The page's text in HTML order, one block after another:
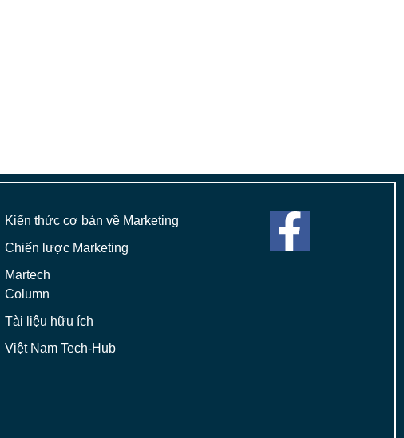
Kiến thức cơ bản về Marketing
Chiến lược Marketing
Martech
Column
Tài liệu hữu ích
Việt Nam Tech-Hub